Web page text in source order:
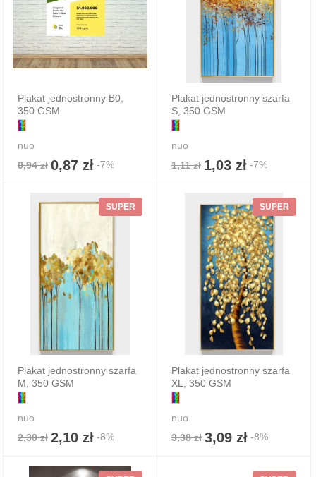
Plakat jednostronny B0,
350 GSM
nuo
0,94 zł 0,87 zł -7%
Plakat jednostronny szarfa
S, 350 GSM
nuo
1,11 zł 1,03 zł -7%
SUPER
Plakat jednostronny szarfa
M, 350 GSM
nuo
2,30 zł 2,10 zł -8%
SUPER
Plakat jednostronny szarfa
XL, 350 GSM
nuo
3,38 zł 3,09 zł -8%